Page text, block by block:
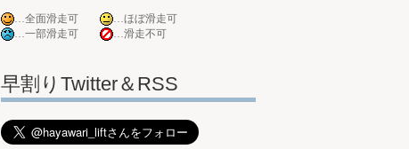
…全面滑走可
…ほぼ滑走可
…一部滑走可
…滑走不可
早割りTwitter＆RSS